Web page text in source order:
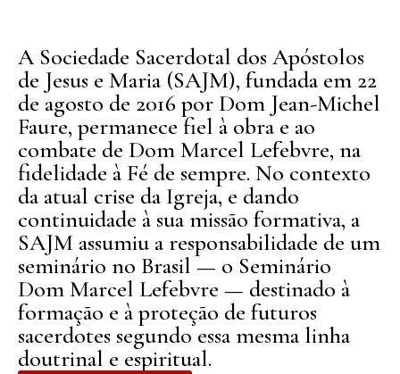
A Sociedade Sacerdotal dos Apóstolos
de Jesus e Maria (SAJM), fundada em 22
de agosto de 2016 por Dom Jean-Michel
Faure, permanece fiel à obra e ao
combate de Dom Marcel Lefebvre, na
fidelidade à Fé de sempre. No contexto
da atual crise da Igreja, e dando
continuidade à sua missão formativa, a
SAJM assumiu a responsabilidade de um
seminário no Brasil — o Seminário
Dom Marcel Lefebvre — destinado à
formação e à proteção de futuros
sacerdotes segundo essa mesma linha
doutrinal e espiritual.